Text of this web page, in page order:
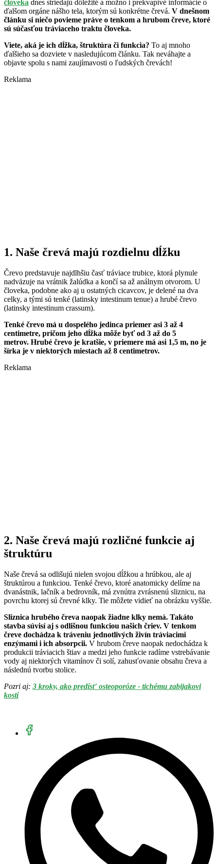
človeka dnes striedajú dôležité a možno i prekvapivé informácie o
ďalšom orgáne nášho tela, ktorým sú konkrétne črevá. V dnešnom
článku si niečo povieme práve o tenkom a hrubom čreve, ktoré
sú súčasťou tráviaceho traktu človeka.
Viete, aká je ich dĺžka, štruktúra či funkcia? To aj mnoho
ďalšieho sa dozviete v nasledujúcom článku. Tak neváhajte a
objavte spolu s nami zaujímavosti o ľudských črevách!
Reklama
1. Naše črevá majú rozdielnu dĺžku
Črevo predstavuje najdlhšiu časť tráviace trubice, ktorá plynule
nadväzuje na vrátnik žalúdka a končí sa až análnym otvorom. U
človeka, podobne ako aj u ostatných cicavcov, je delené na dva
celky, a tými sú tenké (latinsky intestinum tenue) a hrubé črevo
(latinsky intestinum crassum).
Tenké črevo má u dospelého jedinca priemer asi 3 až 4
centimetre, pričom jeho dĺžka môže byť od 3 až do 5
metrov. Hrubé črevo je kratšie, v priemere má asi 1,5 m, no je
šírka je v niektorých miestach až 8 centimetrov.
Reklama
2. Naše črevá majú rozličné funkcie aj
štruktúru
Naše črevá sa odlišujú nielen svojou dĺžkou a hrúbkou, ale aj
štruktúrou a funkciou. Tenké črevo, ktoré anatomicky delíme na
dvanástnik, lačník a bedrovník, má zvnútra zvrásnenú sliznicu, na
povrchu ktorej sú črevné klky. Tie môžete vidieť na obrázku vyššie.
Sliznica hrubého čreva naopak žiadne klky nemá. Takáto
stavba súvisí aj s odlišnou funkciou našich čriev. V tenkom
čreve dochádza k tráveniu jednotlivých živín tráviacimi
enzýmami i ich absorpcii. V hrubom čreve naopak nedochádza k
produkcii tráviacich štiav a medzi jeho funkcie radíme vstrebávanie
vody aj niektorých vitamínov či solí, zahusťovanie obsahu čreva a
následnú tvorbu stolice.
Pozri aj: 3 kroky, ako predísť osteoporóze - tichému zabijakovi
kostí